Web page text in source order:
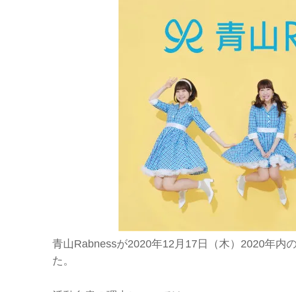
青山Rabnessが2020年12月17日（木）2020年内
た。